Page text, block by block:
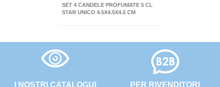
SET 4 CANDELE PROFUMATE 5 CL
STAR UNICO 4.5X4.5X4.5 CM
I NOSTRI CATALOGUI PER RIVENDITORI